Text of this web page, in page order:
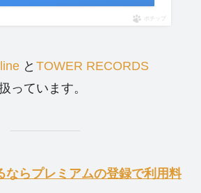
ポチップ
と TOWER RECORDS
っています。
らプレミアムの登録で利用料